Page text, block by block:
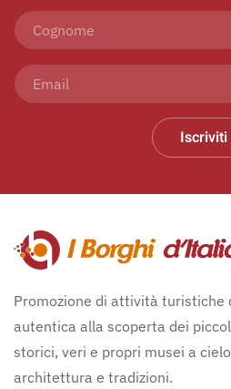
Iscriviti
Promozione di attività turistiche
autentica alla scoperta dei
storici, veri e propri musei a
architettura e tradizioni.